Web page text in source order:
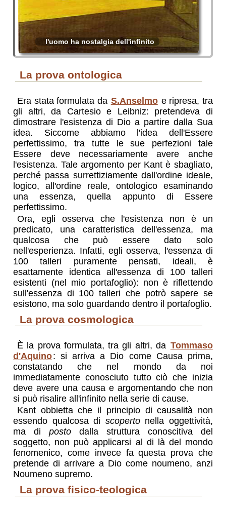
l'uomo ha nostalgia dell'infinito
la prova ontologica
Era stata formulata da S.Anselmo e ripresa, tra
gli altri, da Cartesio e Leibniz: pretendeva di
dimostrare l'esistenza di Dio a partire dalla Sua
idea. Siccome abbiamo l'idea dell'Essere
perfettissimo, tra tutte le sue perfezioni tale
Essere deve necessariamente avere anche
l'esistenza. Tale argomento per Kant è sbagliato,
perché passa surrettiziamente dall'ordine ideale,
logico, all'ordine reale, ontologico esaminando
una essenza, quella appunto di Essere
perfettissimo.
Ora, egli osserva che l'esistenza non è un
predicato, una caratteristica dell'essenza, ma
qualcosa che può essere dato solo
nell'esperienza. Infatti, egli osserva, l'essenza di
100 talleri puramente pensati, ideali, è
esattamente identica all'essenza di 100 talleri
esistenti (nel mio portafoglio): non è riflettendo
sull'essenza di 100 talleri che potrò sapere se
esistono, ma solo guardando dentro il portafoglio.
la prova cosmologica
È la prova formulata, tra gli altri, da Tommaso
d'Aquino: si arriva a Dio come Causa prima,
constatando che nel mondo da noi
immediatamente conosciuto tutto ciò che inizia
deve avere una causa e argomentando che non
si può risalire all'infinito nella serie di cause.
Kant obbietta che il principio di causalità non
essendo qualcosa di scopertonella oggettività,
ma diposto dalla struttura conoscitiva del
soggetto, non può applicarsi al di là del mondo
fenomenico, come invece fa questa prova che
pretende di arrivare a Dio come noumeno, anzi
Noumeno supremo.
la prova fisico-teologica